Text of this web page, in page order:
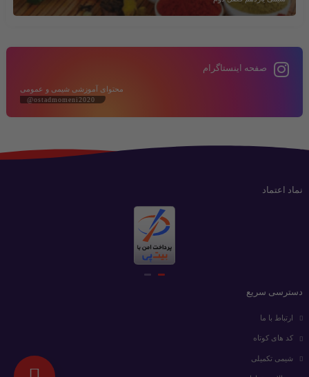
صفحه اینستاگرام
محتوای آموزشی شیمی و عمومی
@ostadmomeni2020
نماد اعتماد
دسترسی سریع
ارتباط با ما
کد های کوتاه
شیمی تکمیلی